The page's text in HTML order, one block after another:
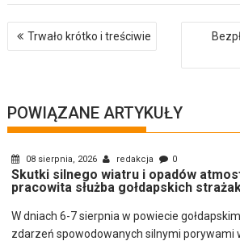
Nawigacja
wpisu
Trwało krótko i treściwie
POWIĄZANE ARTYKUŁY
08 sierpnia, 2026 redakcja 0
Skutki silnego wiatru i opadów
pracowita służba gołdapskich
W dniach 6-7 sierpnia w powiecie
zdarzeń spowodowanych silnymi porywami